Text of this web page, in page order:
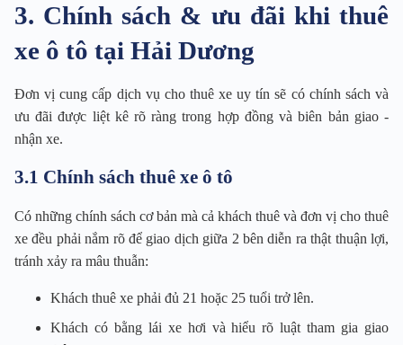
3. Chính sách & ưu đãi khi thuê
xe ô tô tại Hải Dương
Đơn vị cung cấp dịch vụ cho thuê xe uy tín sẽ có chính sách và
ưu đãi được liệt kê rõ ràng trong hợp đồng và biên bản giao -
nhận xe.
3.1 Chính sách thuê xe ô tô
Có những chính sách cơ bản mà cả khách thuê và đơn vị cho thuê
xe đều phải nắm rõ để giao dịch giữa 2 bên diễn ra thật thuận lợi,
tránh xảy ra mâu thuẫn:
Khách thuê xe phải đủ 21 hoặc 25 tuổi trở lên.
Khách có bằng lái xe hơi và hiểu rõ luật tham gia giao